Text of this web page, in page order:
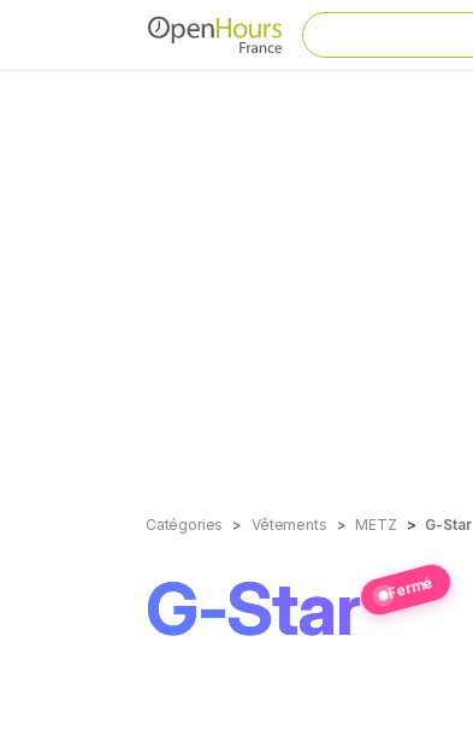
Catégories Vêtements METZ G-Star
G-Star Fermé